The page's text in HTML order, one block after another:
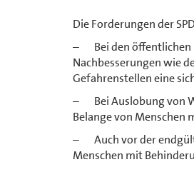
Die Forderungen der
– Bei den öffentlichen
Nachbesserungen wie
Gefahrenstellen eine
– Bei Auslobung von
Belange von Menschen
– Auch vor der
Menschen mit